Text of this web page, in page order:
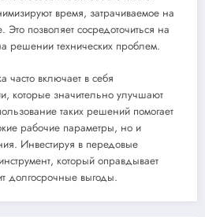
время, затрачиваемое на
Это позволяет сосредоточиться на
решении технических проблем.
часто включает в себя
которые значительно улучшают
таких решений помогает
рабочие параметры, но и
Инвестируя в передовые
который оправдывает
долгосрочные выгоды.